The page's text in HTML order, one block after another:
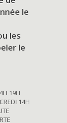
le
les
le
19H
14H